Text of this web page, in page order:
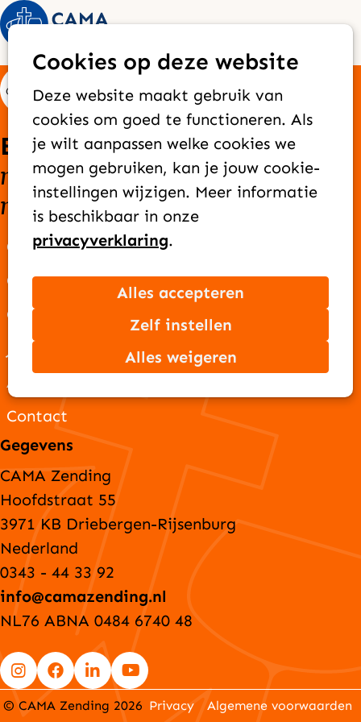
Cookies op deze website
Deze website maakt gebruik van
cookies om goed te functioneren. Als
je wilt aanpassen welke cookies we
mogen gebruiken, kan je jouw cookie-
instellingen wijzigen. Meer informatie
is beschikbaar in onze
privacyverklaring.
Alles accepteren
Zelf instellen
Alles weigeren
Elke dag bereiken we
nieuwe mensen met het goede
nieuws van Jezus
Over CAMA Zending
Onze missie
Ons team
Jaarverslag
ANBI-gegevens
Contact
Gegevens
CAMA Zending
Hoofdstraat 55
3971 KB Driebergen-Rijsenburg
Nederland
0343 - 44 33 92
info@camazending.nl
NL76 ABNA 0484 6740 48
Go
Go
Go
Go
© CAMA Zending 2026 Privacy Algemene voorwaarden